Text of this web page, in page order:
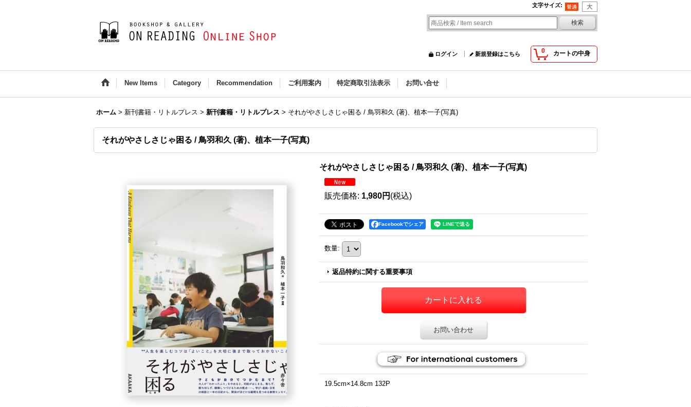
文字サイズ:
0 カートの中身
ログイン 新規登録はこちら
New Items Category Recommendation ご利用案内 特定商取引法表示 お問い合せ
ホーム > 新刊書籍・リトルプレス > 新刊書籍・リトルプレス > それがやさしさじゃ困る / 鳥羽和久 (著)、植本一子(写真)
それがやさしさじゃ困る / 鳥羽和久 (著)、植本一子(写真)
それがやさしさじゃ困る / 鳥羽和久 (著)、植本一子(写真)
販売価格: 1,980円 (税込)
Facebookでシェア
数量:
返品特約に関する重要事項
お問い合わせ
19.5cm×14.8cm 132P